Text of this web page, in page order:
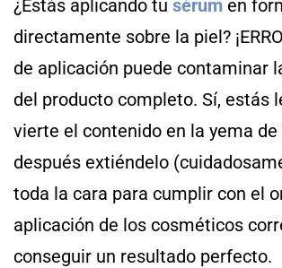
¿Estás aplicando tu sérum en
directamente sobre la piel?
de aplicación puede contaminar
del producto completo. Sí, estás
vierte el contenido en la yema
después extiéndelo
toda la cara para cumplir con el
aplicación de los cosméticos
conseguir un resultado perfecto.